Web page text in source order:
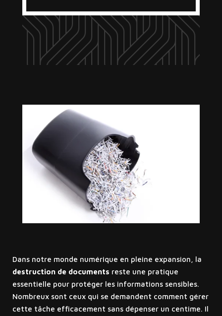
Dans notre monde numérique en pleine expansion, la
destruction de documents reste une pratique
essentielle pour protéger les informations sensibles.
Nombreux sont ceux qui se demandent comment gérer
cette tâche efficacement sans dépenser un centime. Il